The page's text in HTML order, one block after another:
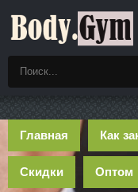
Главная Как
Скидки Оптом